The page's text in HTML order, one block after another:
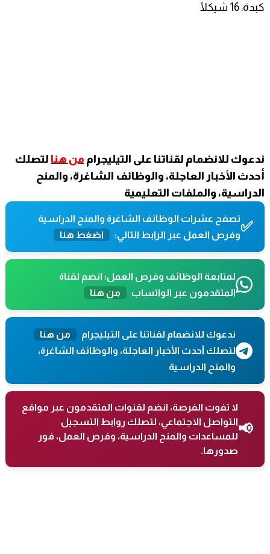
كبدة: 16 شيكلًا
ندعوك للانضمام لقناتنا على التيليجرام من هنا لتصلك
أحدث الأخبار العاجلة، والوظائف الشاغرة، والمنح
الدراسية، والملفات التعليمية
✅تصفح عشرات الوظائف الشاغرة والمنح الدراسية
وفرص العمل عبر الرابط التالي:
اضغط هنا
لمتابعة الوظائف وفرص العمل؛ انضم لقناة
المتقدمون عبر الواتساب
من هنا
ندعوك للانضمام لقناتنا على التيليجرام
من هنا
لتصلك أحدث الأخبار العاجلة، والوظائف الشاغرة،
والمنح الدراسية
📢
لا تفوت الفرصة، انضم لقنوات المتقدمون عبر مواقع
التواصل الاجتماعي، لتصلك روابط التسجيل
للمساعدات والمنح الدراسية، وفرص العمل، فور
صدورها.